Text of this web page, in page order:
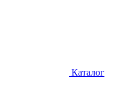
Каталог